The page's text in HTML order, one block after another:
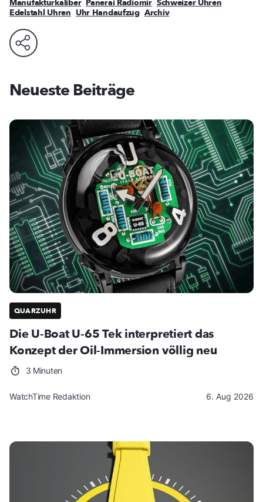
Manufakturkaliber Panerai Radiomir Schweizer Uhren
Edelstahl Uhren Uhr Handaufzug Archiv
Neueste Beiträge
QUARZUHR
Die U-Boat U-65 Tek interpretiert das
Konzept der Oil-Immersion völlig neu
3 Minuten
WatchTime Redaktion 6. Aug 2026